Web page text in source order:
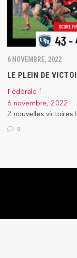
6 NOVEMBRE, 2022
LE PLEIN DE
Fédérale 1
6 novembre, 2022
2 nouvelles victoires
0